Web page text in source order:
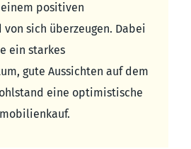
positiven
sich überzeugen. Dabei
ein starkes
gute Aussichten auf dem
eine optimistische